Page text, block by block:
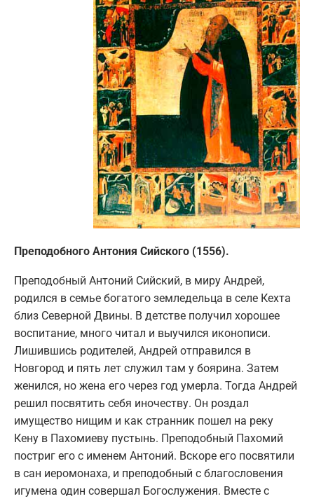
Преподобного Антония Сийского (1556).
Преподобный Антоний Сийский, в миру Андрей,
родился в семье богатого земледельца в селе Кехта
близ Северной Двины. В детстве получил хорошее
воспитание, много читал и выучился иконописи.
Лишившись родителей, Андрей отправился в
Новгород и пять лет служил там у боярина. Затем
женился, но жена его через год умерла. Тогда Андрей
решил посвятить себя иночеству. Он роздал
имущество нищим и как странник пошел на реку
Кену в Пахомиеву пустынь. Преподобный Пахомий
постриг его с именем Антоний. Вскоре его посвятили
в сан иеромонаха, и преподобный с благословения
игумена один совершал Богослужения. Вместе с